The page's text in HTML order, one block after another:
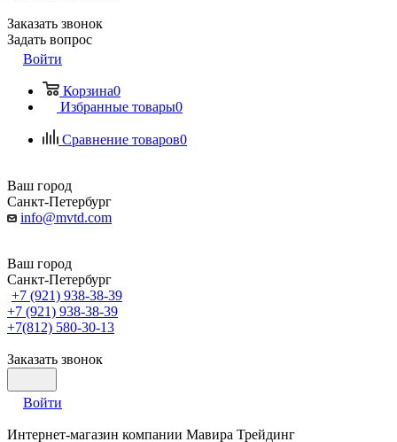
Заказать звонок
Задать вопрос
Войти
Корзина0
Избранные товары0
Сравнение товаров0
Ваш город
Санкт-Петербург
info@mvtd.com
Ваш город
Санкт-Петербург
+7 (921) 938-38-39
+7 (921) 938-38-39
+7(812) 580-30-13
Заказать звонок
Войти
Интернет-магазин компании Мавира Трейдинг